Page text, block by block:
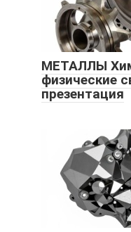
МЕТАЛЛЫ
физические
презентация